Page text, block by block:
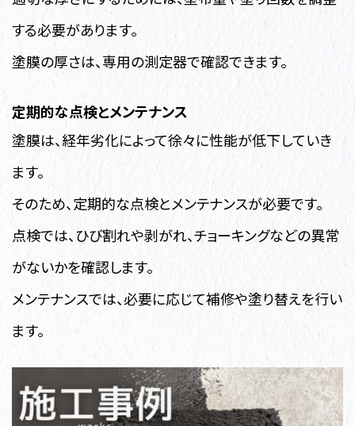
する必要があります。
塗膜の厚さは、専用の測定器で確認できます。
定期的な点検とメンテナンス
塗膜は、経年劣化によって徐々に性能が低下していき
ます。
そのため、定期的な点検とメンテナンスが必要です。
点検では、ひび割れや剥がれ、チョーキングなどの異常
がないかを確認します。
メンテナンスでは、必要に応じて補修や塗り替えを行い
ます。